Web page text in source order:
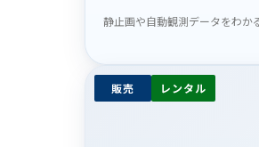
静止画や自動観測データをわか
販売 レンタル